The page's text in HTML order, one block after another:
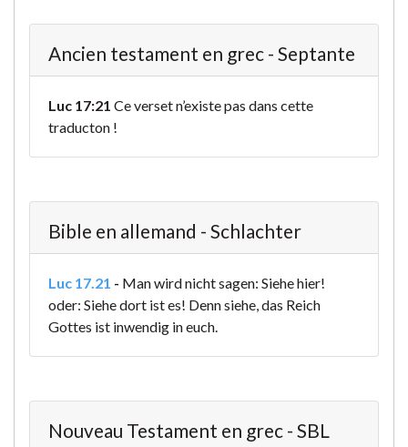
Ancien testament en grec - Septante
Luc 17:21 Ce verset n’existe pas dans cette
traducton !
Bible en allemand - Schlachter
Luc 17.21 - Man wird nicht sagen: Siehe hier!
oder: Siehe dort ist es! Denn siehe, das Reich
Gottes ist inwendig in euch.
Nouveau Testament en grec - SBL